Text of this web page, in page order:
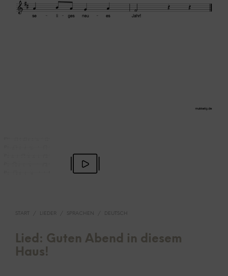
START LIEDER SPRACHEN DEUTSCH
Lied: Guten Abend in diesem
Haus!